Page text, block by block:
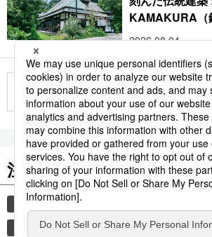
KAMAKURA（
2026.08.04
もっと見る
注目のキーワード
共同通信ニュース
津波 熊本 熊本地震